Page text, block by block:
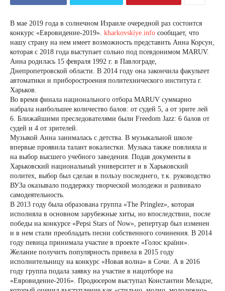
В мае 2019 года в солнечном Израиле очередной раз состоится
конкурс «Евровидение-2019». kharkovskiye.info сообщает, что
нашу страну на нем имеет возможность представить Анна Корсун,
которая с 2018 года выступает сольно под псевдонимом MARUV.
Анна родилась 15 февраля 1992 г. в Павлограде,
Днепропетровской области. В 2014 году она закончила факультет
автоматики и приборостроения политехнического института г.
Харьков.
Во время финала национального отбора MARUV суммарно
набрала наибольшее количество балов: от судей 5, а от зрите лей
6. Ближайшими преследователями были Freedom Jazz: 6 балов от
судей и 4 от зрителей.
Музыкой Анна занималась с детства. В музыкальной школе
впервые проявила талант вокалистки. Музыка также повлияла и
на выбор высшего учебного заведения. Подав документы в
Харьковский национальный университет и в Харьковский
политех, выбор был сделан в пользу последнего, т.к. руководство
ВУЗа оказывало поддержку творческой молодежи и развивало
самодеятельность.
В 2013 году была образована группа «The Pringlez», которая
исполняла в основном зарубежные хиты, но впоследствии, после
победы на конкурсе «Pepsi Stars of Now», репертуар был изменен
и в нем стали преобладать песни собственного сочинения. В 2014
году певица принимала участие в проекте «Голос країни».
Желание получить популярность привела в 2015 году
исполнительницу на конкурс «Новая волна» в Сочи. А в 2016
году группа подала заявку на участие в нацотборе на
«Евровидение-2016». Продюсером выступал Константин Меладзе,